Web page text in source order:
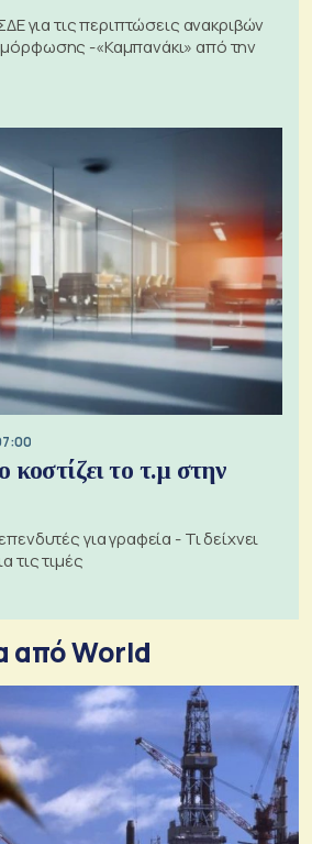
για τις περιπτώσεις ανακριβών
-«Καμπανάκι» από την
το τ.μ στην
για γραφεία - Τι δείχνει
τις τιμές
από World